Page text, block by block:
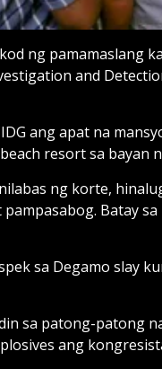
ng pamamaslang
and
ang apat na
resort sa bayan
ng korte,
pampasabog. Batay
sa Degamo slay
sa patong-patong
ang